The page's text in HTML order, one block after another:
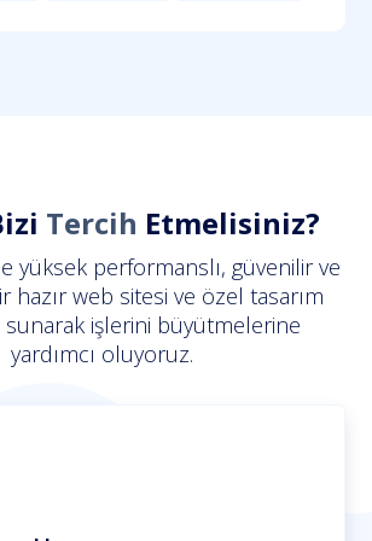
Tercih Etmelisiniz?
yüksek performanslı, güvenilir ve
hazır web sitesi ve özel tasarım
işlerini büyütmelerine
yardımcı oluyoruz.